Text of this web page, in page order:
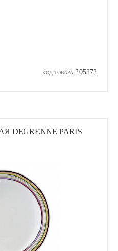
КОД ТОВАРА 205272
DEGRENNE PARIS